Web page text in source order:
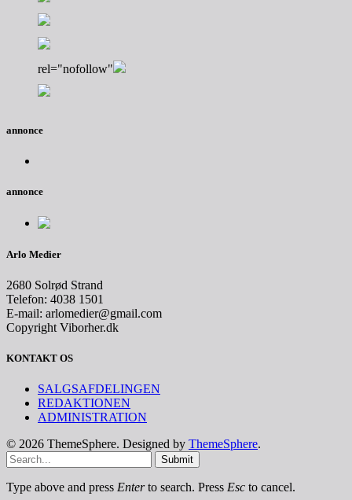
rel="nofollow"
annonce
annonce
Arlo Medier
2680 Solrød Strand
Telefon: 4038 1501
E-mail: arlomedier@gmail.com
Copyright Viborher.dk
KONTAKT OS
SALGSAFDELINGEN
REDAKTIONEN
ADMINISTRATION
© 2026 ThemeSphere. Designed by ThemeSphere.
Submit
Type above and press Enterto search. Press Esc to cancel.